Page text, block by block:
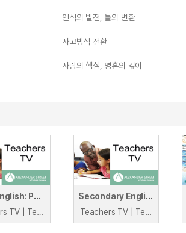
인식의 발전, 틀의 변환
사고방식 전환
사랑의 핵심, 영혼의 깊이
GCSE English: Poetry Visualisation
Teachers TV | Teachers TV
Secondary English: Innovative Approaches to Poetry
Teachers TV | Teachers TV